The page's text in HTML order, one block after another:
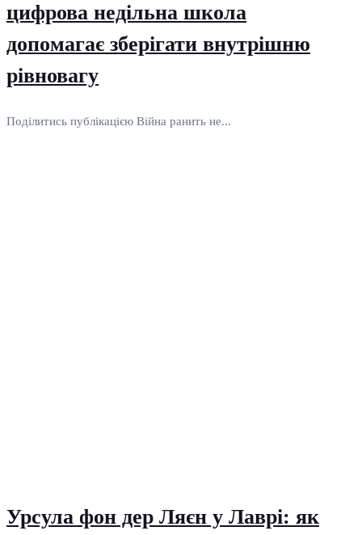
цифрова недільна школа
допомагає зберігати внутрішню
рівновагу
Поділитись публікацією Війна ранить не...
Урсула фон дер Ляєн у Лаврі: як